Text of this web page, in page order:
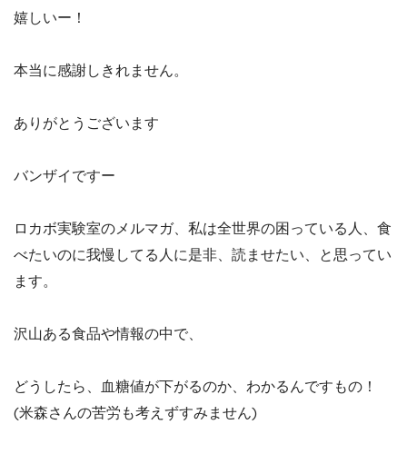
嬉しいー！
本当に感謝しきれません。
ありがとうございます
バンザイですー
ロカボ実験室のメルマガ、私は全世界の困っている人、食
べたいのに我慢してる人に是非、読ませたい、と思ってい
ます。
沢山ある食品や情報の中で、
どうしたら、血糖値が下がるのか、わかるんですもの！
(米森さんの苦労も考えずすみません)